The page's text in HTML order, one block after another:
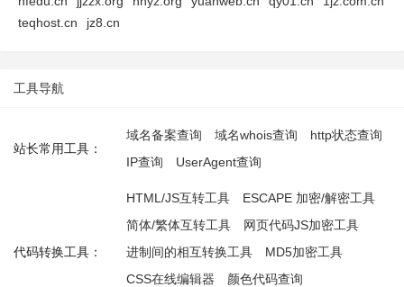
teqhost.cn
jz8.cn
工具导航
站长常用工具：
域名备案查询 域名whois查询
http状态查询
IP查询
UserAgent查询
代码转换工具：
HTML/JS互转工具
ESCAPE 加密/解密工具
简体/繁体互转工具
网页代码JS加密工具
进制间的相互转换工具
MD5加密工具
CSS在线编辑器
颜色代码查询